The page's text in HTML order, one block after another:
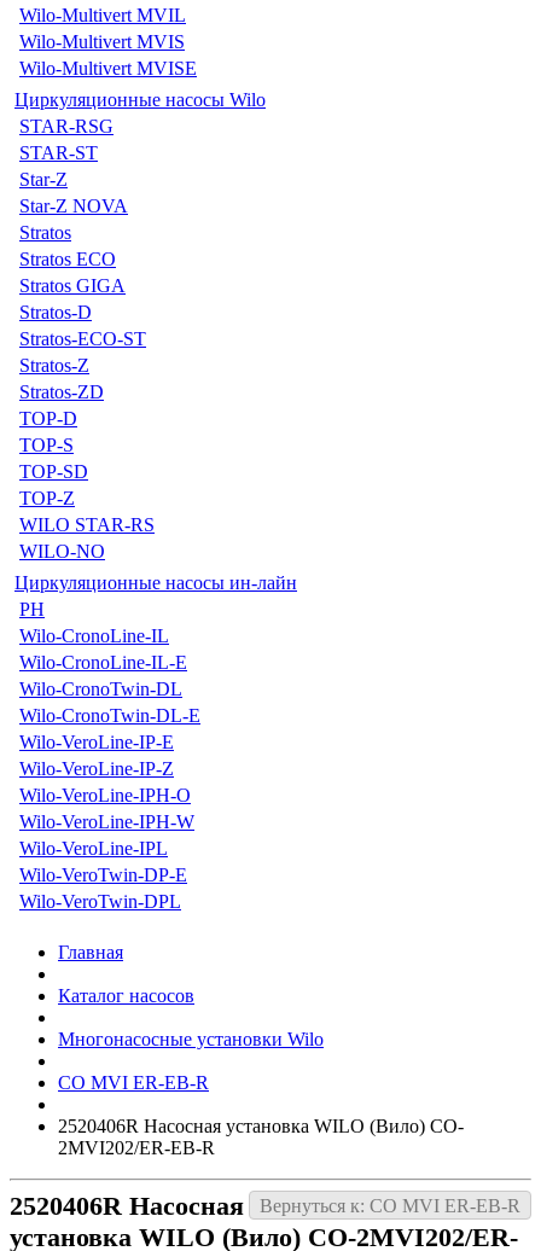
Wilo-Multivert MVIL
Wilo-Multivert MVIS
Wilo-Multivert MVISE
Циркуляционные насосы Wilo
STAR-RSG
STAR-ST
Star-Z
Star-Z NOVA
Stratos
Stratos ECO
Stratos GIGA
Stratos-D
Stratos-ECO-ST
Stratos-Z
Stratos-ZD
TOP-D
TOP-S
TOP-SD
TOP-Z
WILO STAR-RS
WILO-NO
Циркуляционные насосы ин-лайн
PH
Wilo-CronoLine-IL
Wilo-CronoLine-IL-E
Wilo-CronoTwin-DL
Wilo-CronoTwin-DL-E
Wilo-VeroLine-IP-E
Wilo-VeroLine-IP-Z
Wilo-VeroLine-IPH-O
Wilo-VeroLine-IPH-W
Wilo-VeroLine-IPL
Wilo-VeroTwin-DP-E
Wilo-VeroTwin-DPL
Главная
Каталог насосов
Многонасосные установки Wilo
CO MVI ER-EB-R
2520406R Насосная установка WILO (Вило) CO-
2MVI202/ER-EB-R
Вернуться к: CO MVI ER-EB-R
2520406R Насосная
установка WILO (Вило) CO-2MVI202/ER-